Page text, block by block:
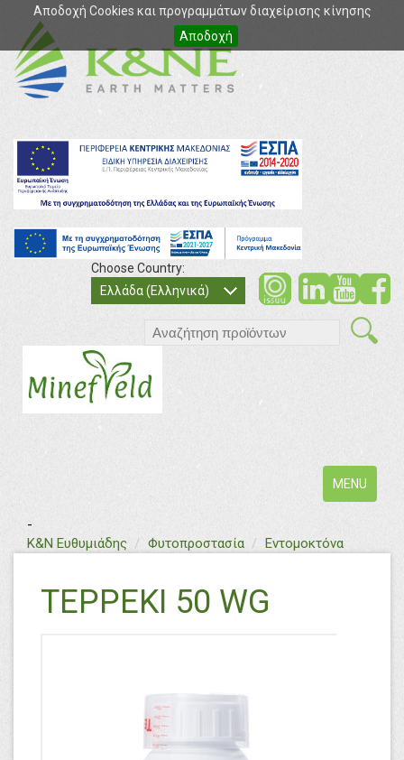
Αποδοχή Cookies και προγραμμάτων διαχείρισης κίνησης
Αποδοχή
Choose Country:
Ελλάδα (Ελληνικά)
Toggle
navigation
MENU
-
Κ&Ν Ευθυμιάδης textΦυτοπροστασία Εντομοκτόνα
TEPPEKI 50 WG